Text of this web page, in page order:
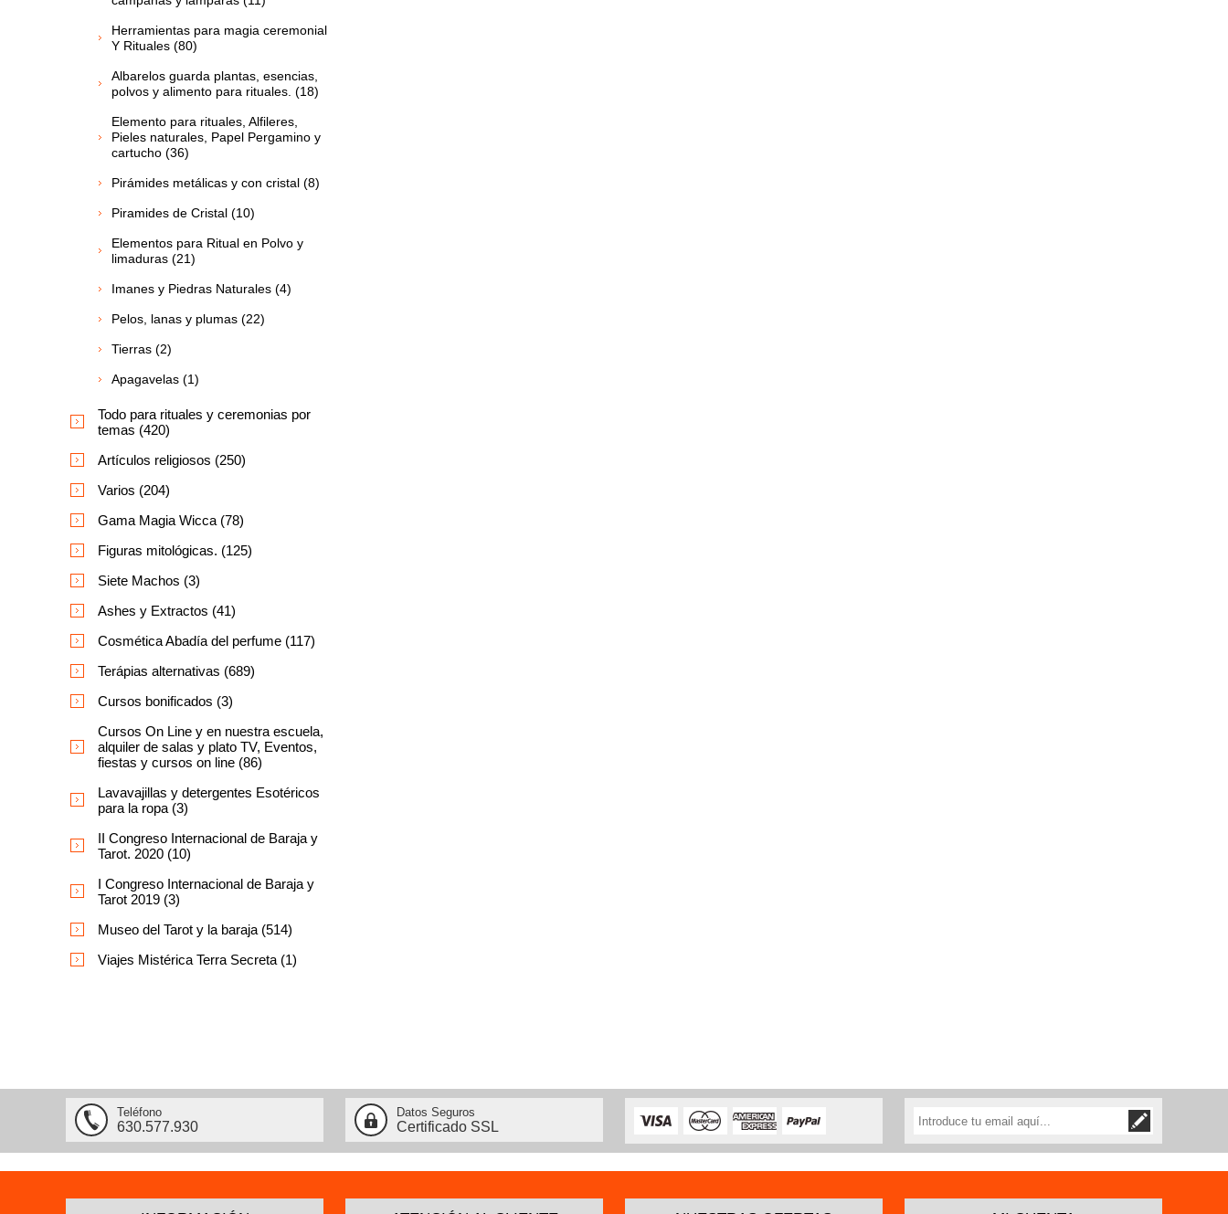
Herramientas para magia ceremonial
Y Rituales (80)
Albarelos guarda plantas, esencias,
polvos y alimento para rituales. (18)
Elemento para rituales, Alfileres,
Pieles naturales, Papel Pergamino y
cartucho (36)
Pirámides metálicas y con cristal (8)
Piramides de Cristal (10)
Elementos para Ritual en Polvo y
limaduras (21)
Imanes y Piedras Naturales (4)
Pelos, lanas y plumas (22)
Tierras (2)
Apagavelas (1)
Todo para rituales y ceremonias por
temas (420)
Artículos religiosos (250)
Varios (204)
Gama Magia Wicca (78)
Figuras mitológicas. (125)
Siete Machos (3)
Ashes y Extractos (41)
Cosmética Abadía del perfume (117)
Terápias alternativas (689)
Cursos bonificados (3)
Cursos On Line y en nuestra escuela,
alquiler de salas y plato TV, Eventos,
fiestas y cursos on line (86)
Lavavajillas y detergentes Esotéricos
para la ropa (3)
II Congreso Internacional de Baraja y
Tarot. 2020 (10)
I Congreso Internacional de Baraja y
Tarot 2019 (3)
Museo del Tarot y la baraja (514)
Viajes Mistérica Terra Secreta (1)
Teléfono
630.577.930
Datos Seguros
Certificado SSL